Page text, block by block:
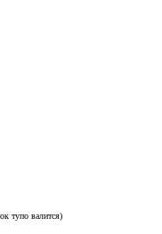
тупо валится)